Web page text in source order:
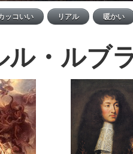
ル・ルブ